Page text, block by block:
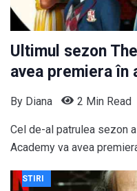
Ultimul sezon
avea premiera în
By Diana 2 Min Read
Cel de-al patrulea sezon
Academy va avea
STIRI